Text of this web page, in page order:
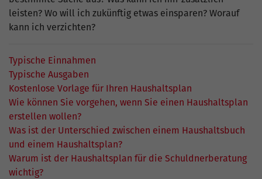
leisten? Wo will ich zukünftig etwas einsparen? Worauf
kann ich verzichten?
Typische Einnahmen
Typische Ausgaben
Kostenlose Vorlage für Ihren Haushaltsplan
Wie können Sie vorgehen, wenn Sie einen Haushaltsplan
erstellen wollen?
Was ist der Unterschied zwischen einem Haushaltsbuch
und einem Haushaltsplan?
Warum ist der Haushaltsplan für die Schuldnerberatung
wichtig?